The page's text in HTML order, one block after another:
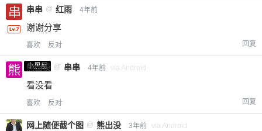
串串 @ 红雨 4年前
谢谢分享
喜欢 反对 回复
小黑屋
熊出没 @ 串串 4年前 via Android
看没看
喜欢 反对 回复
网上随便截个图 @ 熊出没 3年前 via Android